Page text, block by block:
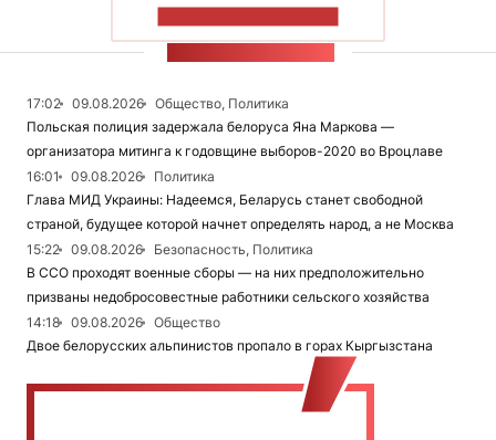
17:02 09.08.2026
Общество, Политика
Польская полиция задержала белоруса Яна Маркова —
организатора митинга к годовщине выборов-2020 во Вроцлаве
16:01
09.08.2026
Политика
Глава МИД Украины: Надеемся, Беларусь станет свободной
страной, будущее которой начнет определять народ, а не Москва
15:22
09.08.2026
Безопасность, Политика
В ССО проходят военные сборы — на них предположительно
призваны недобросовестные работники сельского хозяйства
14:18
09.08.2026
Общество
Двое белорусских альпинистов пропало в горах Кыргызстана